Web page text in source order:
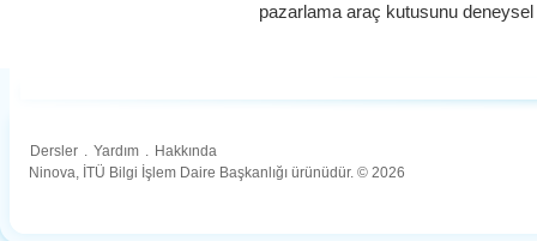
pazarlama araç kutusunu deneysel
Dersler . Yardım . Hakkında
Ninova, İTÜ Bilgi İşlem Daire Başkanlığı ürünüdür. © 2026